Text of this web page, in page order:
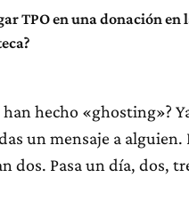
TPO en una donación en
han hecho «ghosting»?
un mensaje a alguien.
dos. Pasa un día, dos,